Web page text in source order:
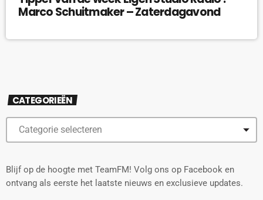
Marco Schuitmaker – Zaterdagavond
CATEGORIEËN
Blijf op de hoogte met TeamFM! Volg ons op Facebook en
ontvang als eerste het laatste nieuws en exclusieve updates.